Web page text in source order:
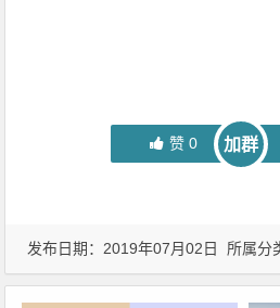
赞 0 加群
发布日期：2019年07月02日 所属分